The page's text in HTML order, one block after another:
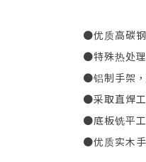
●优质高碳
●特殊热处
●铝制手架
●采取直焊
●底板铣平
●优质实木